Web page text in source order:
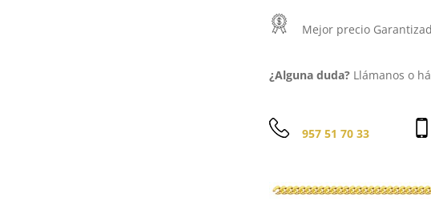
Mejor precio
¿Alguna duda?Llámanos o
957 51 70 33